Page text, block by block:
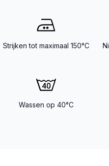
Strijken tot maximaal 150°C
Wassen op 40°C